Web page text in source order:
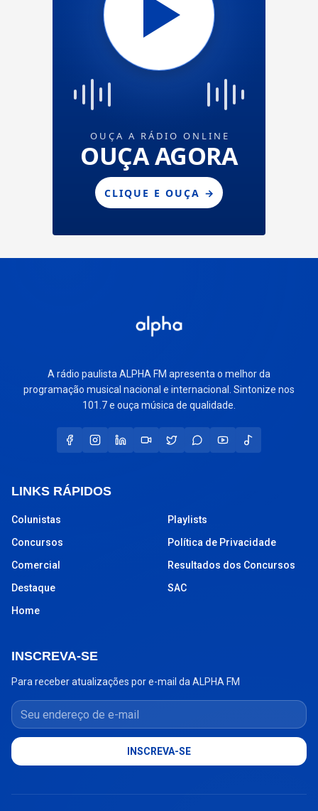
A rádio paulista ALPHA FM apresenta o melhor da
programação musical nacional e internacional. Sintonize nos
101.7 e ouça música de qualidade.
LINKS RÁPIDOS
Colunistas
Concursos
Comercial
Destaque
Home
Playlists
Política de Privacidade
Resultados dos Concursos
SAC
INSCREVA-SE
Para receber atualizações por e-mail da ALPHA FM
Seu endereço de e-mail
INSCREVA-SE